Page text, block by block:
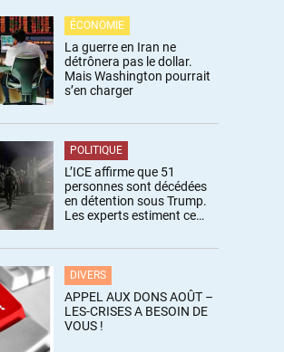
ÉCONOMIE
La guerre en Iran ne
détrônera pas le dollar.
Mais Washington pourrait
s’en charger
POLITIQUE
L’ICE affirme que 51
personnes sont décédées
en détention sous Trump.
Les experts estiment ce
DIVERS
APPEL AUX DONS AOÛT –
LES-CRISES A BESOIN DE
VOUS !